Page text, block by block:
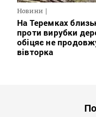
Новини
На Теремках
проти вирубки
обіцяє не
вівторка